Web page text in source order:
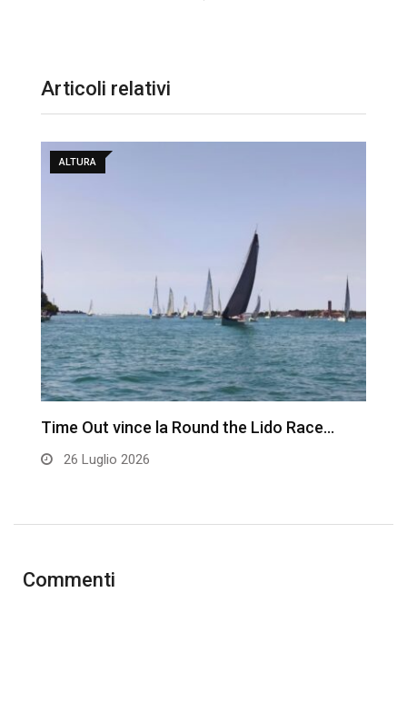
Articoli relativi
ALTURA
Time Out vince la Round the Lido Race…
26 Luglio 2026
Commenti